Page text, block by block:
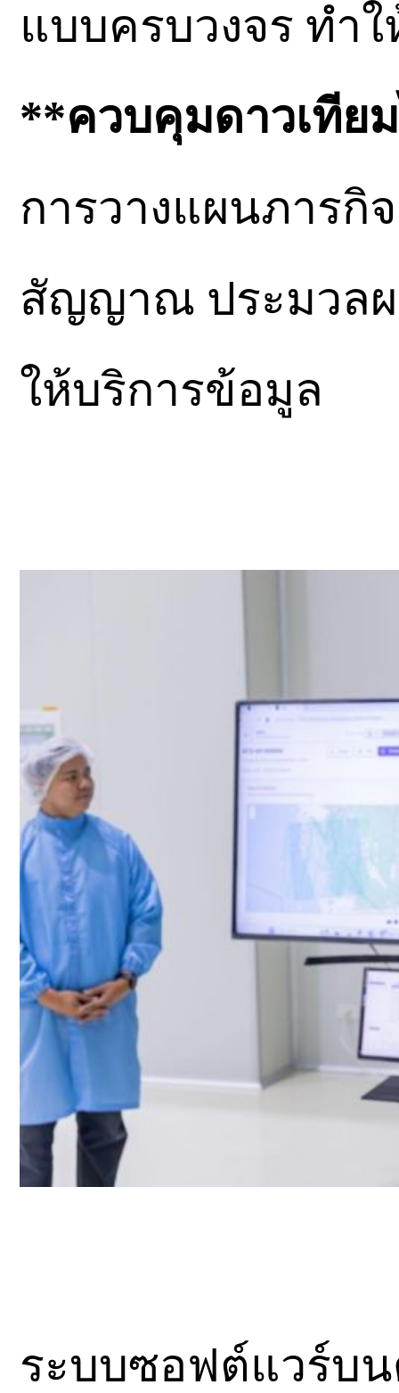
แบบครบวงจร ทำ
**ควบคุมดาวเทีย
การวางแผนภารกิ
สัญญาณ ประมวลผ
ให้บริการข้อมูล
ระบบซอฟต์แวร์บน